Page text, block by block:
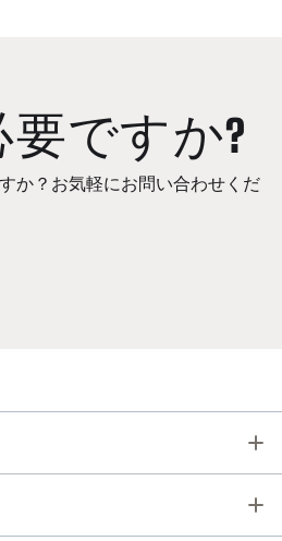
ですか?
か？お気軽にお問い合わせくだ